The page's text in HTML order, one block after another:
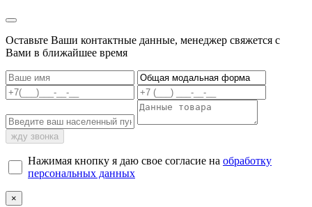
Оставьте Ваши контактные данные, менеджер свяжется с
Вами в ближайшее время
жду звонка
Нажимая кнопку я даю свое согласие на обработку
персональных данных
×